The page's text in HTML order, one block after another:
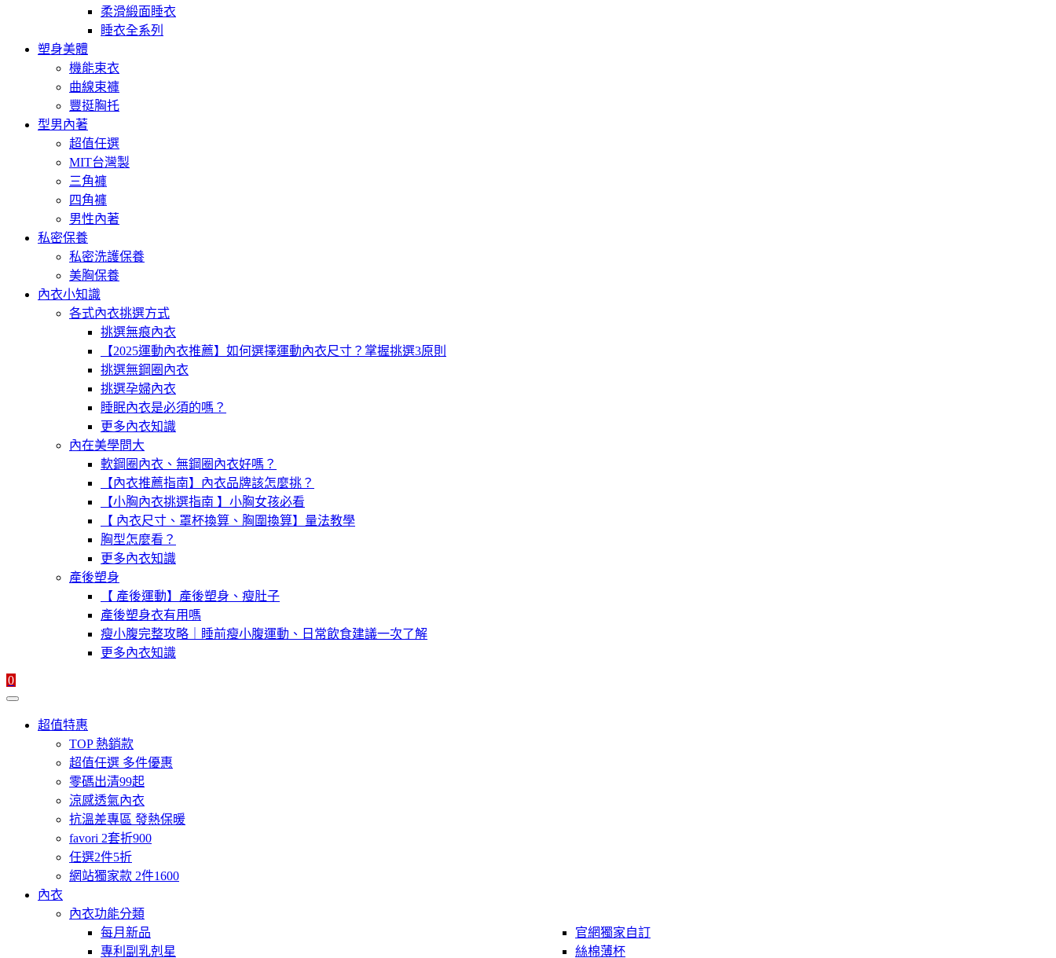
柔滑緞面睡衣
睡衣全系列
塑身美體
機能束衣
曲線束褲
豐挺胸托
型男內著
超值任選
MIT台灣製
三角褲
四角褲
男性內著
私密保養
私密洗護保養
美胸保養
內衣小知識
各式內衣挑選方式
挑選無痕內衣
【2025運動內衣推薦】如何選擇運動內衣尺寸？掌握挑選3原則
挑選無鋼圈內衣
挑選孕婦內衣
睡眠內衣是必須的嗎？
更多內衣知識
內在美學問大
軟鋼圈內衣、無鋼圈內衣好嗎？
【內衣推薦指南】內衣品牌該怎麼挑？
【小胸內衣挑選指南 】小胸女孩必看
【 內衣尺寸、罩杯換算、胸圍換算】量法教學
胸型怎麼看？
更多內衣知識
產後塑身
【 產後運動】產後塑身、瘦肚子
產後塑身衣有用嗎
瘦小腹完整攻略｜睡前瘦小腹運動、日常飲食建議一次了解
更多內衣知識
0
超值特惠
TOP 熱銷款
超值任選 多件優惠
零碼出清99起
涼感透氣內衣
抗溫差專區 發熱保暖
favori 2套折900
任選2件5折
網站獨家款 2件1600
內衣
內衣功能分類
每月新品
官網獨家自訂
專利副乳剋星
絲棉薄杯